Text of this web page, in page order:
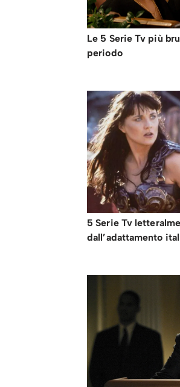
Le 5 Serie Tv più
periodo
5 Serie Tv
dall’adattamento